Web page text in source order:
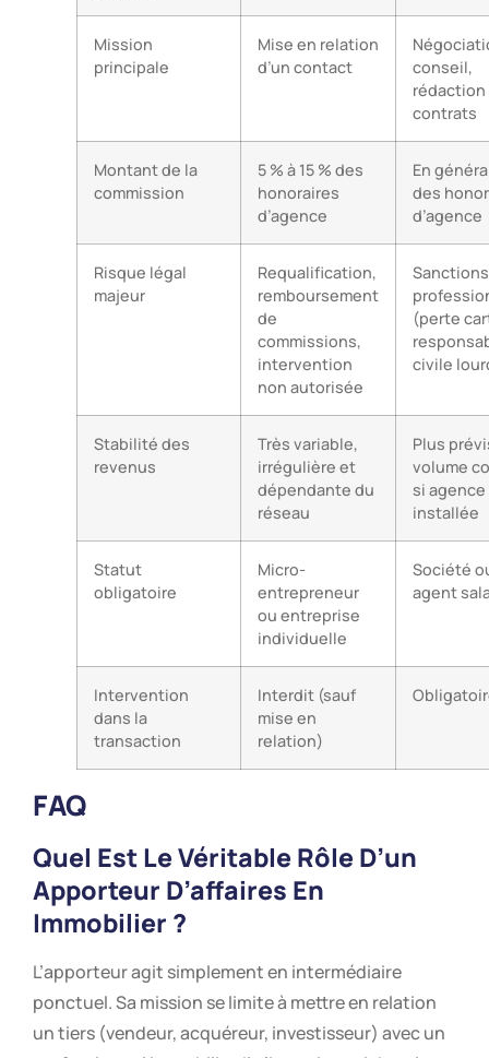
Mission
principale
Mise en relation
d’un contact
conseil,
rédaction
contrats
Montant de la
commission
5 % à 15 % des
honoraires
d’agence
En
des
d’agence
Risque légal
majeur
Requalification,
remboursement
de
commissions,
intervention
non autorisée
Sanctions
(perte
civile
Stabilité des
revenus
Très variable,
irrégulière et
dépendante du
réseau
Plus
volume
si agence
installée
Statut
obligatoire
Micro-
entrepreneur
ou entreprise
individuelle
Société
agent
Intervention
dans la
transaction
Interdit (sauf
mise en
relation)
FAQ
Quel Est Le Véritable Rôle D’un
Apporteur D’affaires En
Immobilier ?
L’apporteur agit simplement en intermédiaire
ponctuel. Sa mission se limite à mettre en relation
un tiers (vendeur, acquéreur, investisseur) avec un